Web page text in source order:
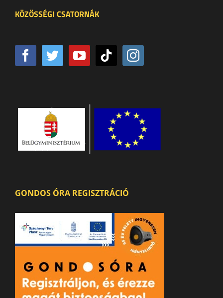
KÖZÖSSÉGI CSATORNÁK
GONDOS ÓRA REGISZTRÁCIÓ